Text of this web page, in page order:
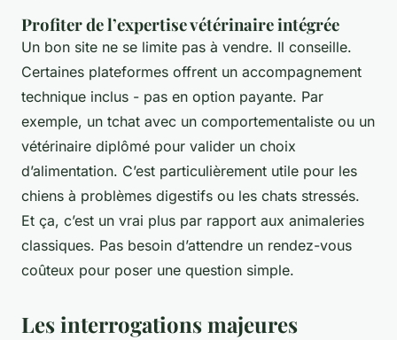
Profiter de l’expertise vétérinaire intégrée
Un bon site ne se limite pas à vendre. Il conseille.
Certaines plateformes offrent un accompagnement
technique inclus - pas en option payante. Par
exemple, un tchat avec un comportementaliste ou un
vétérinaire diplômé pour valider un choix
d’alimentation. C’est particulièrement utile pour les
chiens à problèmes digestifs ou les chats stressés.
Et ça, c’est un vrai plus par rapport aux animaleries
classiques. Pas besoin d’attendre un rendez-vous
coûteux pour poser une question simple.
Les interrogations majeures